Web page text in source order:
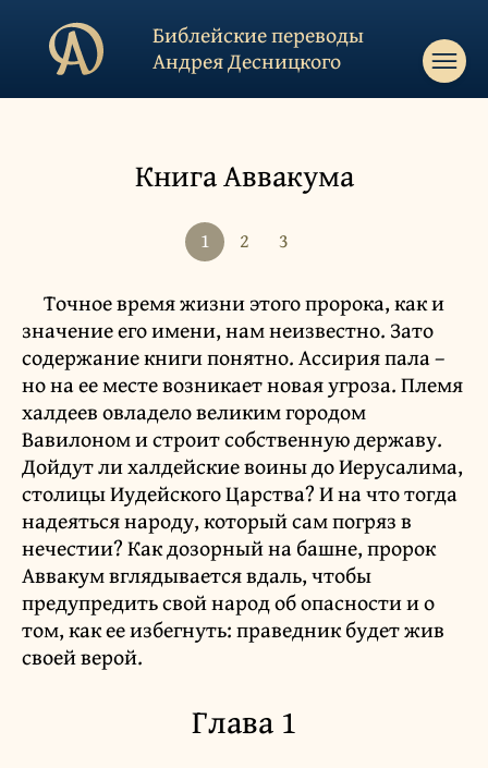
Библейские переводы
Андрея Десницкого
Книга Аввакума
1 2 3
Точное время жизни этого пророка, как и
значение его имени, нам неизвестно. Зато
содержание книги понятно. Ассирия пала –
но на ее месте возникает новая угроза. Племя
халдеев овладело великим городом
Вавилоном и строит собственную державу.
Дойдут ли халдейские воины до Иерусалима,
столицы Иудейского Царства? И на что тогда
надеяться народу, который сам погряз в
нечестии? Как дозорный на башне, пророк
Аввакум вглядывается вдаль, чтобы
предупредить свой народ об опасности и о
том, как ее избегнуть: праведник будет жив
своей верой.
Глава 1